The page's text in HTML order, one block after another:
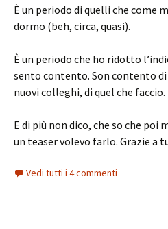
È un periodo di quelli che come
dormo (beh, circa, quasi).
È un periodo che ho ridotto
sento contento. Son contento di
nuovi colleghi, di quel che faccio.
E di più non dico, che so che poi
un teaser volevo farlo. Grazie a
Vedi tutti i 4 commenti